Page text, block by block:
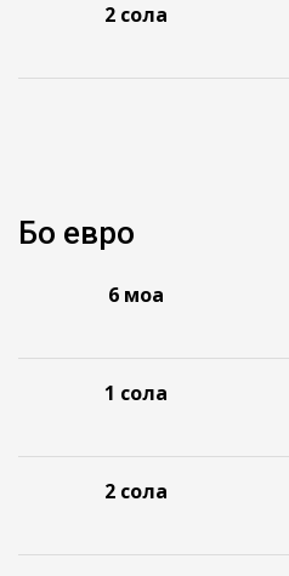
2 сола
Бо евро
6 моҳа
1 сола
2 сола